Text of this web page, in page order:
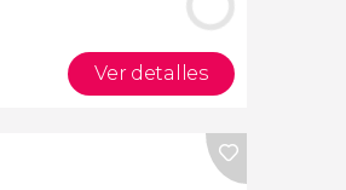
Ver detalles